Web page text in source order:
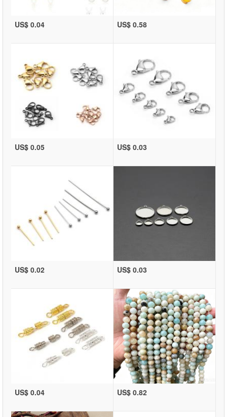
US$ 0.04 US$ 0.58
US$ 0.05 US$ 0.03
US$ 0.02 US$ 0.03
US$ 0.04 US$ 0.82